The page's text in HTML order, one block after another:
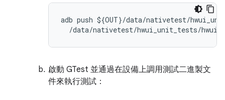
adb push ${OUT}/data/nativetest/
/data/nativetest/hwui_unit_tests/
啟動 GTest 並通過在設備上調用測試二進製文
件來執行測試：